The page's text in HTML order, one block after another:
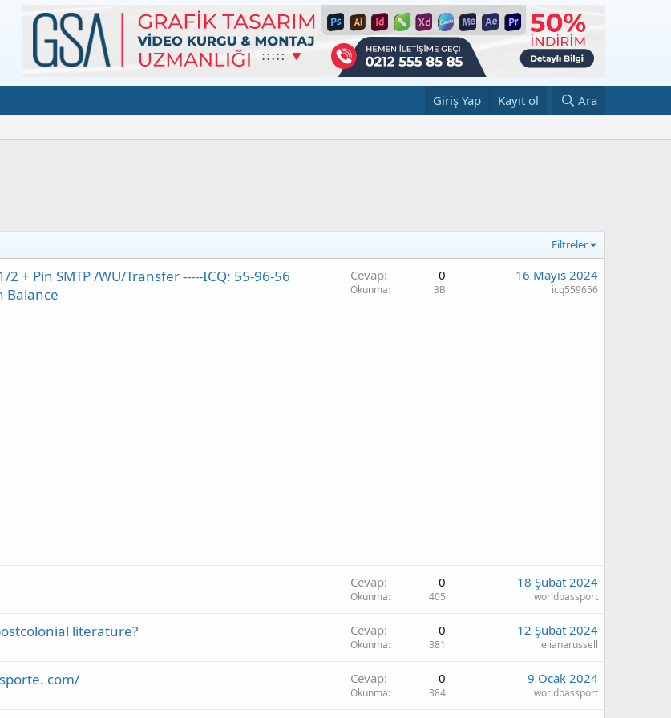
Giriş Yap Kayıt ol Ara
Filtreler
2 + Pin SMTP /WU/Transfer -----ICQ: 55-96-56
Balance
Cevap 0
Okunma 3B
16 Mayıs 2024
icq559656
Cevap 0
Okunma 405
18 Şubat 2024
worldpassport
literature? Cevap 0
Okunma 381
12 Şubat 2024
elianarussell
com/ Cevap 0
Okunma 384
9 Ocak 2024
worldpassport